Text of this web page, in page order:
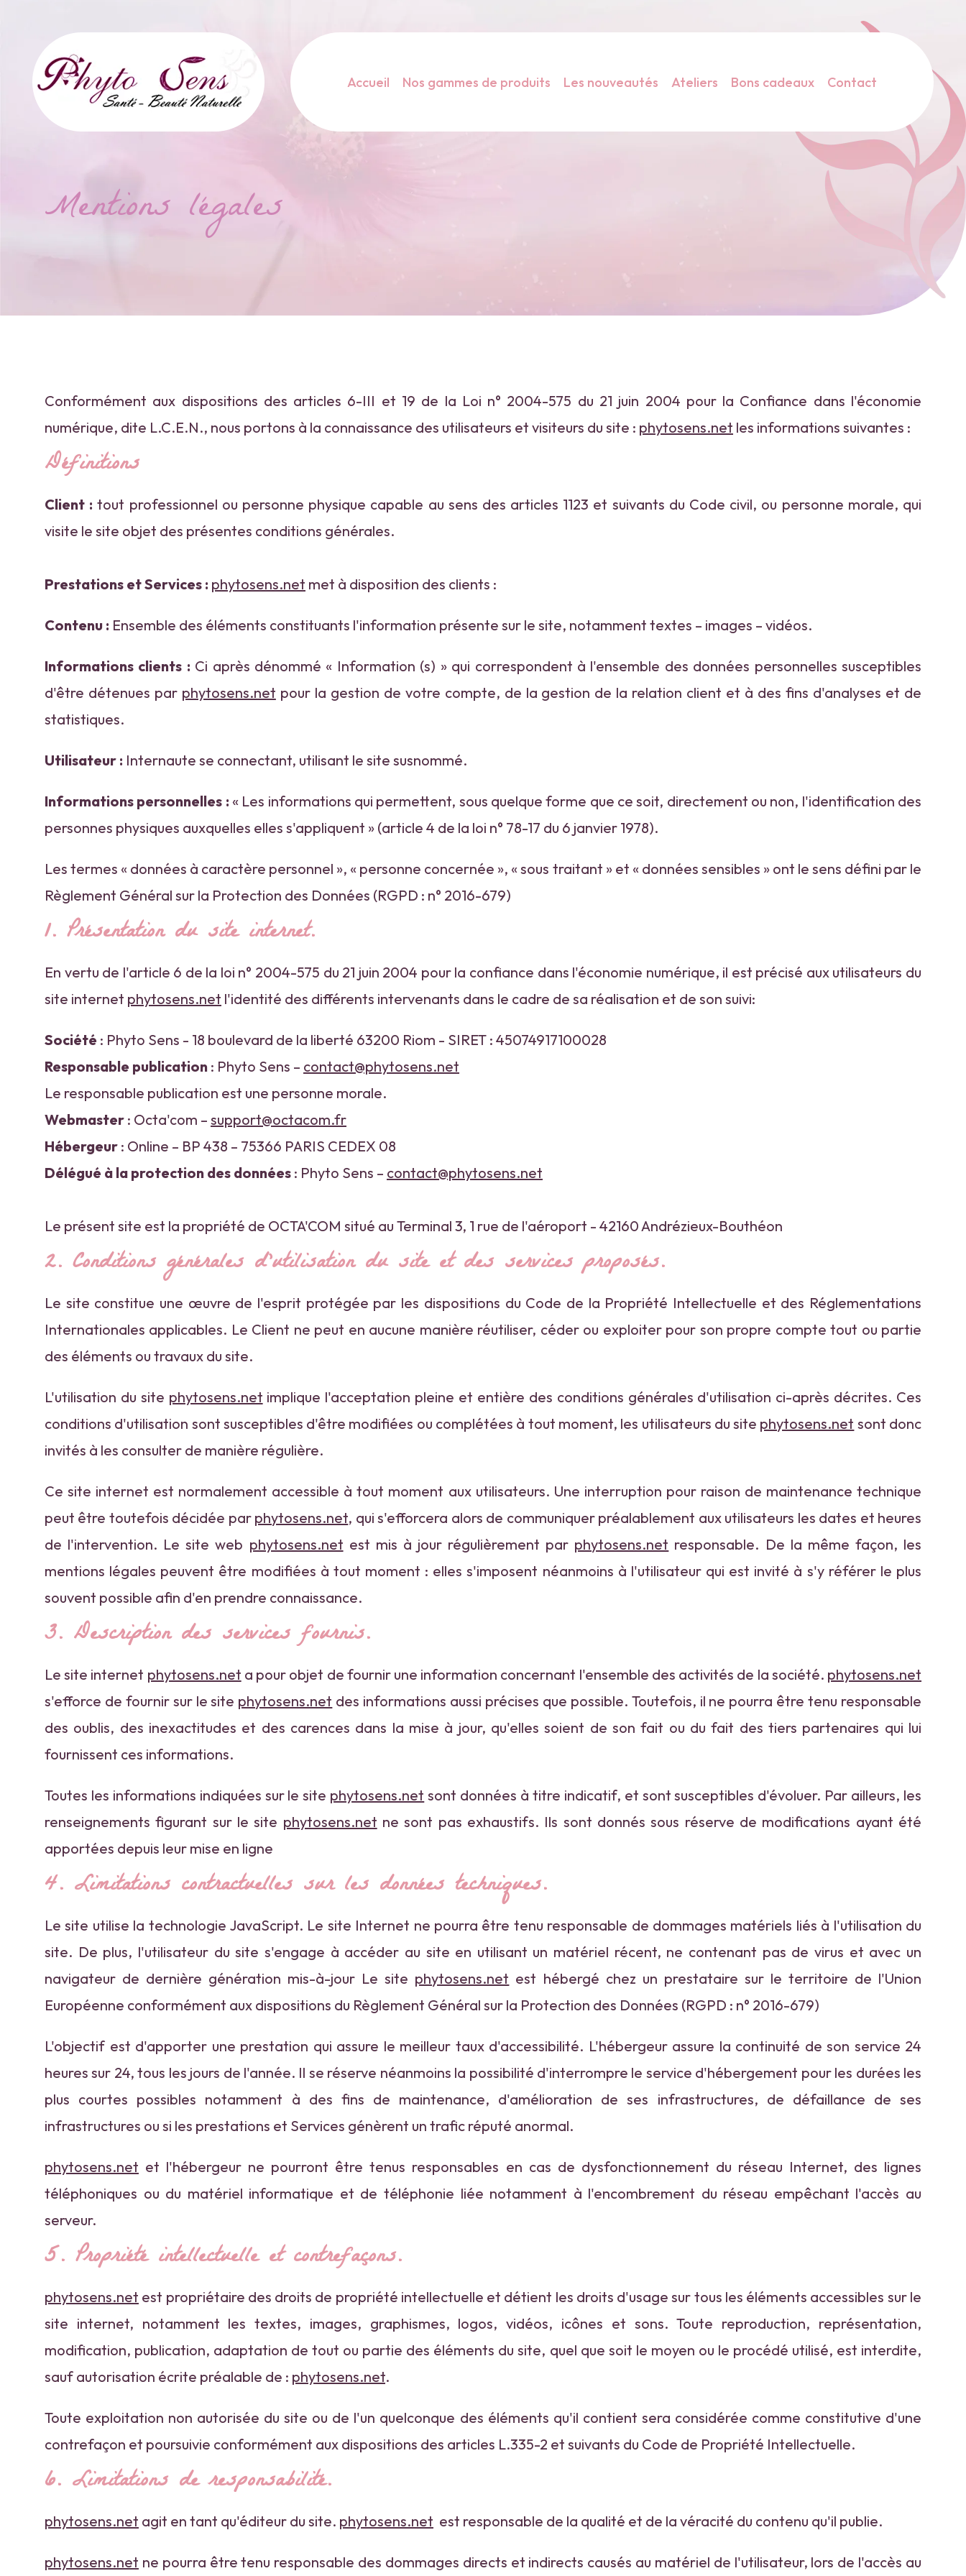
Accueil Nos gammes de produits Les nouveautés Ateliers Bons cadeaux Contact
Mentions légales
Conformément aux dispositions des articles 6-III et 19 de la Loi n° 2004-575 du 21 juin 2004 pour la Confiance dans l'économie
numérique, dite L.C.E.N., nous portons à la connaissance des utilisateurs et visiteurs du site : phytosens.net les informations suivantes :
Définitions
Client : tout professionnel ou personne physique capable au sens des articles 1123 et suivants du Code civil, ou personne morale, qui
visite le site objet des présentes conditions générales.
Prestations et Services : phytosens.net met à disposition des clients :
Contenu : Ensemble des éléments constituants l'information présente sur le site, notamment textes – images – vidéos.
Informations clients : Ci après dénommé « Information (s) » qui correspondent à l'ensemble des données personnelles susceptibles
d'être détenues par phytosens.net pour la gestion de votre compte, de la gestion de la relation client et à des fins d'analyses et de
statistiques.
Utilisateur : Internaute se connectant, utilisant le site susnommé.
Informations personnelles : « Les informations qui permettent, sous quelque forme que ce soit, directement ou non, l'identification des
personnes physiques auxquelles elles s'appliquent » (article 4 de la loi n° 78-17 du 6 janvier 1978).
Les termes « données à caractère personnel », « personne concernée », « sous traitant » et « données sensibles » ont le sens défini par le
Règlement Général sur la Protection des Données (RGPD : n° 2016-679)
1. Présentation du site internet.
En vertu de l'article 6 de la loi n° 2004-575 du 21 juin 2004 pour la confiance dans l'économie numérique, il est précisé aux utilisateurs du
site internet phytosens.net l'identité des différents intervenants dans le cadre de sa réalisation et de son suivi:
Société : Phyto Sens - 18 boulevard de la liberté 63200 Riom - SIRET : 45074917100028
Responsable publication : Phyto Sens – contact@phytosens.net
Le responsable publication est une personne morale.
Webmaster : Octa'com – support@octacom.fr
Hébergeur : Online – BP 438 – 75366 PARIS CEDEX 08
Délégué à la protection des données : Phyto Sens – contact@phytosens.net
Le présent site est la propriété de OCTA'COM situé au Terminal 3, 1 rue de l'aéroport - 42160 Andrézieux-Bouthéon
2. Conditions générales d'utilisation du site et des services proposés.
Le site constitue une œuvre de l'esprit protégée par les dispositions du Code de la Propriété Intellectuelle et des Réglementations
Internationales applicables. Le Client ne peut en aucune manière réutiliser, céder ou exploiter pour son propre compte tout ou partie
des éléments ou travaux du site.
L'utilisation du site phytosens.net implique l'acceptation pleine et entière des conditions générales d'utilisation ci-après décrites. Ces
conditions d'utilisation sont susceptibles d'être modifiées ou complétées à tout moment, les utilisateurs du site phytosens.net sont donc
invités à les consulter de manière régulière.
Ce site internet est normalement accessible à tout moment aux utilisateurs. Une interruption pour raison de maintenance technique
peut être toutefois décidée par phytosens.net, qui s'efforcera alors de communiquer préalablement aux utilisateurs les dates et heures
de l'intervention. Le site web phytosens.net est mis à jour régulièrement par phytosens.net responsable. De la même façon, les
mentions légales peuvent être modifiées à tout moment : elles s'imposent néanmoins à l'utilisateur qui est invité à s'y référer le plus
souvent possible afin d'en prendre connaissance.
3. Description des services fournis.
Le site internet phytosens.net a pour objet de fournir une information concernant l'ensemble des activités de la société. phytosens.net
s'efforce de fournir sur le site phytosens.net des informations aussi précises que possible. Toutefois, il ne pourra être tenu responsable
des oublis, des inexactitudes et des carences dans la mise à jour, qu'elles soient de son fait ou du fait des tiers partenaires qui lui
fournissent ces informations.
Toutes les informations indiquées sur le site phytosens.net sont données à titre indicatif, et sont susceptibles d'évoluer. Par ailleurs, les
renseignements figurant sur le site phytosens.net ne sont pas exhaustifs. Ils sont donnés sous réserve de modifications ayant été
apportées depuis leur mise en ligne
4. Limitations contractuelles sur les données techniques.
Le site utilise la technologie JavaScript. Le site Internet ne pourra être tenu responsable de dommages matériels liés à l'utilisation du
site. De plus, l'utilisateur du site s'engage à accéder au site en utilisant un matériel récent, ne contenant pas de virus et avec un
navigateur de dernière génération mis-à-jour Le site phytosens.net est hébergé chez un prestataire sur le territoire de l'Union
Européenne conformément aux dispositions du Règlement Général sur la Protection des Données (RGPD : n° 2016-679)
L'objectif est d'apporter une prestation qui assure le meilleur taux d'accessibilité. L'hébergeur assure la continuité de son service 24
heures sur 24, tous les jours de l'année. Il se réserve néanmoins la possibilité d'interrompre le service d'hébergement pour les durées les
plus courtes possibles notamment à des fins de maintenance, d'amélioration de ses infrastructures, de défaillance de ses
infrastructures ou si les prestations et Services génèrent un trafic réputé anormal.
phytosens.net et l'hébergeur ne pourront être tenus responsables en cas de dysfonctionnement du réseau Internet, des lignes
téléphoniques ou du matériel informatique et de téléphonie liée notamment à l'encombrement du réseau empêchant l'accès au
serveur.
5. Propriété intellectuelle et contrefaçons.
phytosens.net est propriétaire des droits de propriété intellectuelle et détient les droits d'usage sur tous les éléments accessibles sur le
site internet, notamment les textes, images, graphismes, logos, vidéos, icônes et sons. Toute reproduction, représentation,
modification, publication, adaptation de tout ou partie des éléments du site, quel que soit le moyen ou le procédé utilisé, est interdite,
sauf autorisation écrite préalable de : phytosens.net.
Toute exploitation non autorisée du site ou de l'un quelconque des éléments qu'il contient sera considérée comme constitutive d'une
contrefaçon et poursuivie conformément aux dispositions des articles L.335-2 et suivants du Code de Propriété Intellectuelle.
6. Limitations de responsabilité.
phytosens.net agit en tant qu'éditeur du site. phytosens.net est responsable de la qualité et de la véracité du contenu qu'il publie.
phytosens.net ne pourra être tenu responsable des dommages directs et indirects causés au matériel de l'utilisateur, lors de l'accès au